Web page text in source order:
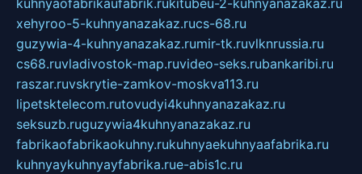
kuhnyaofabrikaufabrik.rukitubeu-2-kuhnyanazakaz.ru
xehyroo-5-kuhnyanazakaz.rucs-68.ru
guzywia-4-kuhnyanazakaz.rumir-tk.ruvlknrussia.ru
cs68.ruvladivostok-map.ruvideo-seks.rubankaribi.ru
raszar.ruvskrytie-zamkov-moskva113.ru
lipetsktelecom.rutovudyi4kuhnyanazakaz.ru
seksuzb.ruguzywia4kuhnyanazakaz.ru
fabrikaofabrikaokuhny.rukuhnyaekuhnyaafabrika.ru
kuhnyaykuhnyayfabrika.rue-abis1c.ru